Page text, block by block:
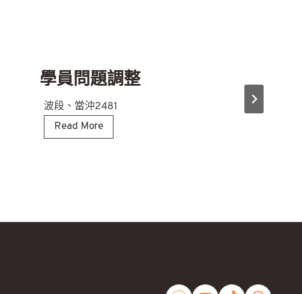
學員問題調整
波段、當沖2481
Read More學
員